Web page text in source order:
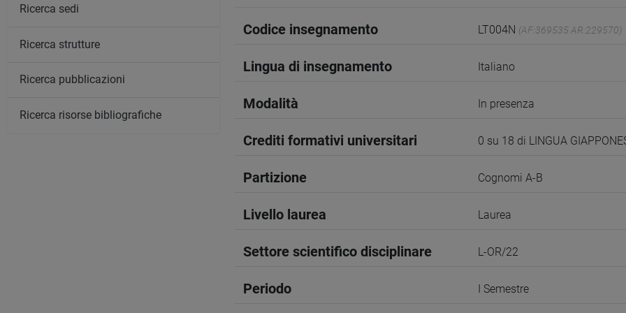
Codice insegnamento LT004N (AF:369535 AR:229570)
Lingua di insegnamento Italiano
Modalità In presenza
Crediti formativi universitari 0 su 18 di LINGUA
Partizione Cognomi A-B
Livello laurea Laurea
Settore scientifico disciplinare L-OR/22
Periodo I Semestre
Ricerca sedi
Ricerca strutture
Ricerca pubblicazioni
Ricerca risorse bibliografiche